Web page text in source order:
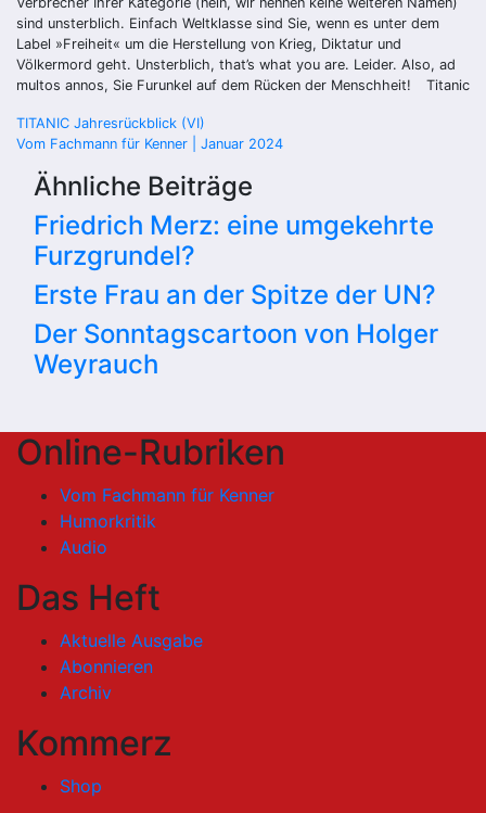
sind unsterblich. Einfach Weltklasse sind Sie, wenn es unter dem
Label »Freiheit« um die Herstellung von Krieg, Diktatur und
Völkermord geht. Unsterblich, that’s what you are. Leider. Also, ad
multos annos, Sie Furunkel auf dem Rücken der Menschheit!
Titanic
Beitragsnavigation
TITANIC Jahresrückblick (VI)
Vom Fachmann für Kenner | Januar 2024
Ähnliche Beiträge
Friedrich Merz: eine umgekehrte
Furzgrundel?
Erste Frau an der Spitze der UN?
Der Sonntagscartoon von Holger
Weyrauch
Online-Rubriken
Vom Fachmann für Kenner
Humorkritik
Audio
Das Heft
Aktuelle Ausgabe
Abonnieren
Archiv
Kommerz
Shop